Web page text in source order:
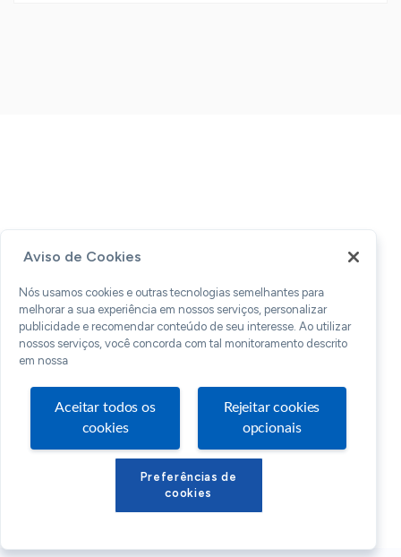
Aviso de Cookies
Nós usamos cookies e outras tecnologias semelhantes para
melhorar a sua experiência em nossos serviços, personalizar
publicidade e recomendar conteúdo de seu interesse. Ao utilizar
nossos serviços, você concorda com tal monitoramento descrito
em nossa
Aceitar todos os
cookies
Rejeitar cookies
opcionais
Preferências de
cookies